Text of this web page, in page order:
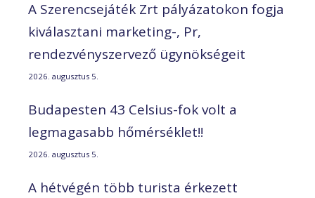
A Szerencsejáték Zrt pályázatokon fogja
kiválasztani marketing-, Pr,
rendezvényszervező ügynökségeit
2026. augusztus 5.
Budapesten 43 Celsius-fok volt a
legmagasabb hőmérséklet!!
2026. augusztus 5.
A hétvégén több turista érkezett